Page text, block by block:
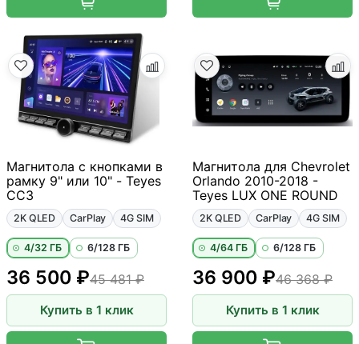
Магнитола с кнопками в
рамку 9" или 10" - Teyes
CC3
2K QLED CarPlay 4G SIM
4/32 ГБ 6/128 ГБ
36 500 ₽45 481 ₽
Купить в 1 клик
Магнитола для Chevrolet
Orlando 2010-2018 -
Teyes LUX ONE ROUND
2K QLED CarPlay 4G SIM
4/64 ГБ 6/128 ГБ
36 900 ₽46 368 ₽
Купить в 1 клик